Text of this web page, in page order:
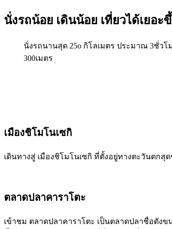
นั่งรถน้อย เดินน้อย เที่ยวได้เยอะ
นั่งรถนานสุด 25o กิโลเมตร ประมาณ 3ชั่วโ
300เมตร
เมืองชิโมโนเซกิ
เดินทางสู่ เมืองชิโมโนเซกิ ที่ตั้งอยู่ทางตะวันตก
ตลาดปลาคาราโตะ
เข้าชม ตลาดปลาคาราโตะ เป็นตลาดปลาชื่อดั